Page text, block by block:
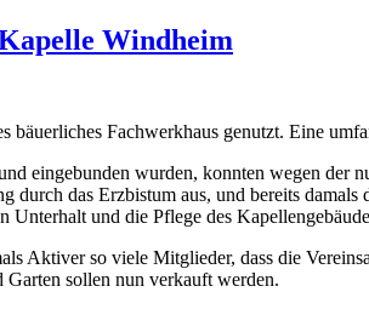
Windheim
Fachwerkhaus genutzt. Eine
eingebunden wurden, konnten wegen der
durch das Erzbistum aus, und bereits
und die Pflege des
Aktiver so viele Mitglieder, dass die
Garten sollen nun verkauft werden.